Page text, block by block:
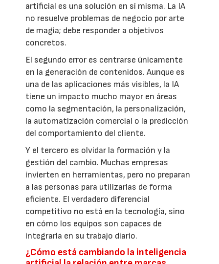
artificial es una solución en sí misma. La IA
no resuelve problemas de negocio por arte
de magia; debe responder a objetivos
concretos.
El segundo error es centrarse únicamente
en la generación de contenidos. Aunque es
una de las aplicaciones más visibles, la IA
tiene un impacto mucho mayor en áreas
como la segmentación, la personalización,
la automatización comercial o la predicción
del comportamiento del cliente.
Y el tercero es olvidar la formación y la
gestión del cambio. Muchas empresas
invierten en herramientas, pero no preparan
a las personas para utilizarlas de forma
eficiente. El verdadero diferencial
competitivo no está en la tecnología, sino
en cómo los equipos son capaces de
integrarla en su trabajo diario.
¿Cómo está cambiando la inteligencia